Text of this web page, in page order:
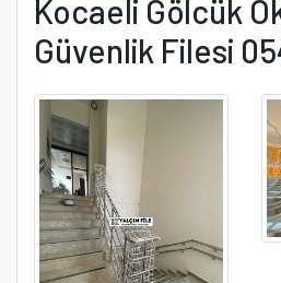
Kocaeli Gölcük
Güvenlik Filesi